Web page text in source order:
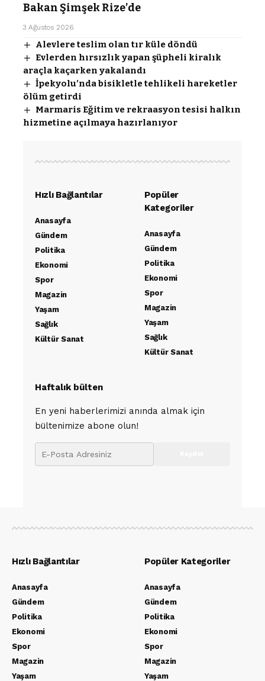
Bakan Şimşek Rize’de
3 Ağustos 2026
Alevlere teslim olan tır küle döndü
Evlerden hırsızlık yapan şüpheli kiralık
araçla kaçarken yakalandı
İpekyolu’nda bisikletle tehlikeli hareketler
ölüm getirdi
Marmaris Eğitim ve rekraasyon tesisi halkın
hizmetine açılmaya hazırlanıyor
Hızlı Bağlantılar
Anasayfa
Gündem
Politika
Ekonomi
Spor
Magazin
Yaşam
Sağlık
Kültür Sanat
Popüler
Kategoriler
Anasayfa
Gündem
Politika
Ekonomi
Spor
Magazin
Yaşam
Sağlık
Kültür Sanat
Haftalık bülten
En yeni haberlerimizi anında almak için
bültenimize abone olun!
Hızlı Bağlantılar
Anasayfa
Gündem
Politika
Ekonomi
Spor
Magazin
Yaşam
Popüler Kategoriler
Anasayfa
Gündem
Politika
Ekonomi
Spor
Magazin
Yaşam